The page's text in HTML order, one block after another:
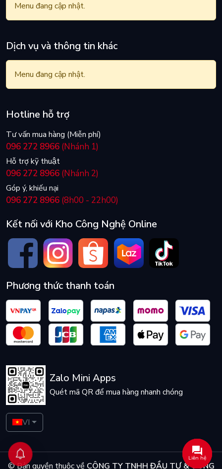
Menu đang cập nhật.
Dịch vụ và thông tin khác
Menu đang cập nhật.
Hotline hỗ trợ
Tư vấn mua hàng (Miễn phí)
096 272 8966 (Nhánh 1)
Hỗ trợ kỹ thuật
096 272 8966 (Nhánh 2)
Góp ý, khiếu nại
096 272 8966 (8h00 - 22h00)
Kết nối với Kho Công Nghệ Online
Phương thức thanh toán
Zalo Mini Apps
Quét mã QR để mua hàng nhanh chóng
VI
© Bản quyền thuộc về CÔNG TY TNHH ĐẦU TƯ & CÔNG
Liên hệ